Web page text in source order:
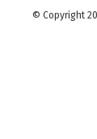
© Copyright